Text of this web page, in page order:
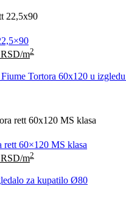
RSD/m2
60×120 MS klasa
RSD/m2